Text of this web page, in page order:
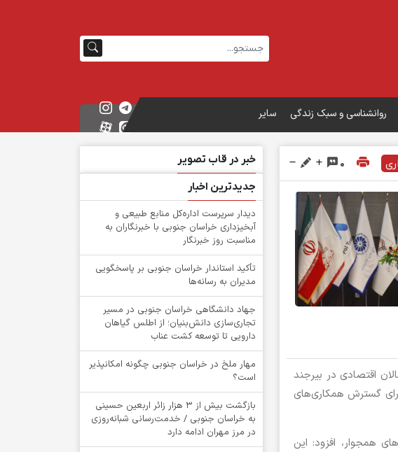
روانشناسی و سبک زندگی سایر
0
اقتصادی در بیرجند
گسترش همکاری‌های
همجوار، افزود: این
خبر در قاب تصویر
جدیدترین اخبار
دیدار سرپرست اداره‌کل منابع طبیعی و
آبخیزداری خراسان جنوبی با خبرنگاران به
مناسبت روز خبرنگار
تأکید استاندار خراسان جنوبی بر پاسخگویی
مدیران به رسانه‌ها
جهاد دانشگاهی خراسان جنوبی در مسیر
تجاری‌سازی دانش‌بنیان؛ از اطلس گیاهان
دارویی تا توسعه کشت عناب
‌مهار ملخ در خراسان جنوبی چگونه امکانپذیر
است؟
بازگشت بیش از ۳ هزار زائر اربعین حسینی
به خراسان جنوبی / خدمت‌رسانی شبانه‌روزی
در مرز مهران ادامه دارد